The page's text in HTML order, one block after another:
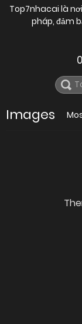
Top7nhacai là
pháp, đảm
0
Images